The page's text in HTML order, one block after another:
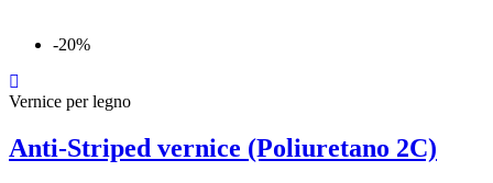
-20%
Vernice per legno
Anti-Striped vernice (Poliuretano 2C)